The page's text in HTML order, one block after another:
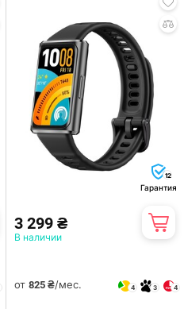
12
Гарантия
3 299 ₴
В наличии
от 825 ₴/мес. 4 3 4